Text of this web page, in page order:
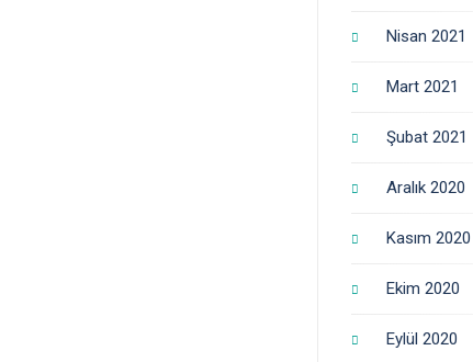
Nisan 2021
Mart 2021
Şubat 2021
Aralık 2020
Kasım 2020
Ekim 2020
Eylül 2020